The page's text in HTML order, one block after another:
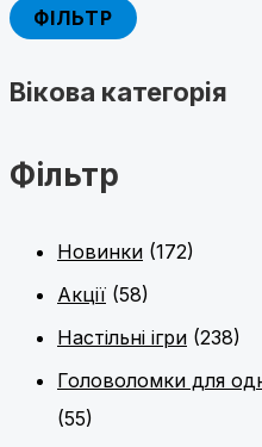
ФІЛЬТР
Вікова категорія
Фільтр
Новинки (172)
Акції (58)
Настільні ігри (238)
Головоломки для
(55)